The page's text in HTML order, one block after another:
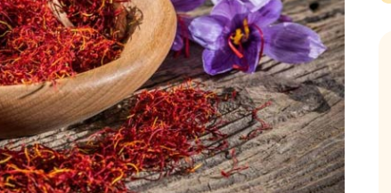
Hội Đau Xương Khớp - Tuấn Tôi Đồng Hành